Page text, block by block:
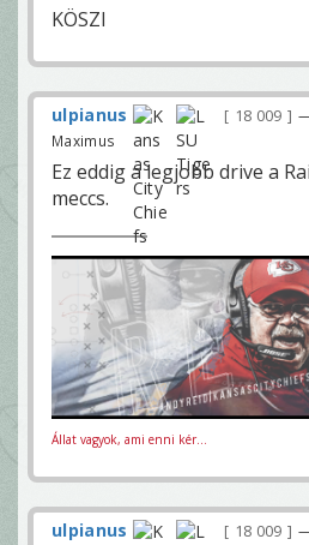
KÖSZI
ulpianus 18 009
Maximus
Ez eddig a legjobb drive a
meccs.
Állat vagyok, ami enni kér...
ulpianus 18 009